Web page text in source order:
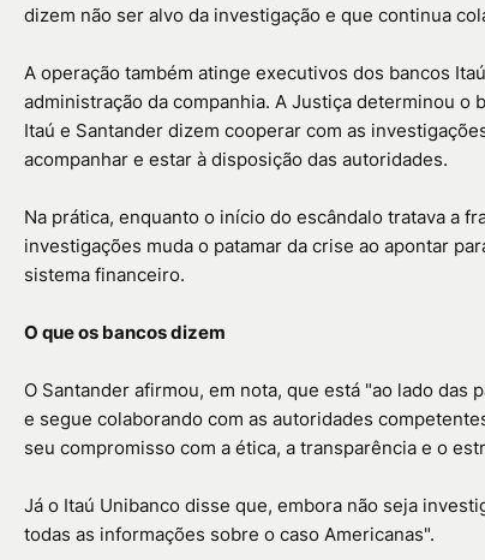
dizem não ser alvo da investigação e que continua
A operação também atinge executivos dos bancos
administração da companhia. A Justiça determinou
Itaú e Santander dizem cooperar com as
acompanhar e estar à disposição das autoridades.
Na prática, enquanto o início do escândalo tratava a
investigações muda o patamar da crise ao apontar
sistema financeiro.
O que os bancos dizem
O Santander afirmou, em nota, que está "ao lado
e segue colaborando com as autoridades
seu compromisso com a ética, a transparência e o
Já o Itaú Unibanco disse que, embora não seja
todas as informações sobre o caso Americanas".